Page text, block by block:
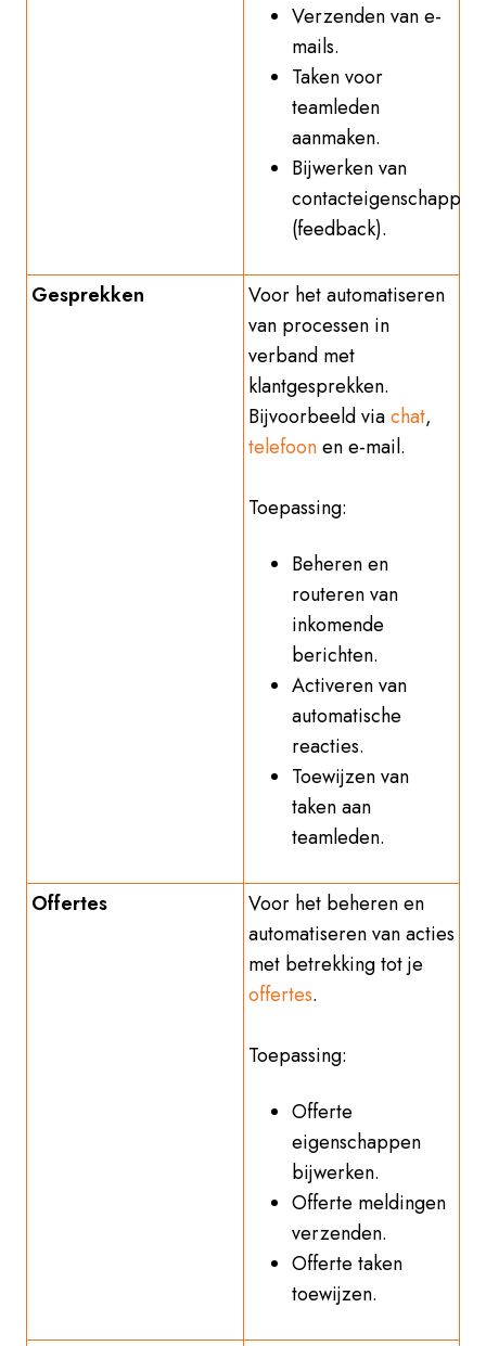
Verzenden van e-
mails.
Taken voor
teamleden
aanmaken.
Bijwerken van
contacteigenschappen
(feedback).
Gesprekken
Voor het automatiseren
van processen in
verband met
klantgesprekken.
Bijvoorbeeld viachat,
telefoonen e-mail.
Toepassing:
Beheren en
routeren van
inkomende
berichten.
Activeren van
automatische
reacties.
Toewijzen van
taken aan
teamleden.
Offertes
Voor het beheren en
automatiseren van acties
met betrekking tot je
offertes.
Toepassing:
Offerte
eigenschappen
bijwerken.
Offerte meldingen
verzenden.
Offerte taken
toewijzen.